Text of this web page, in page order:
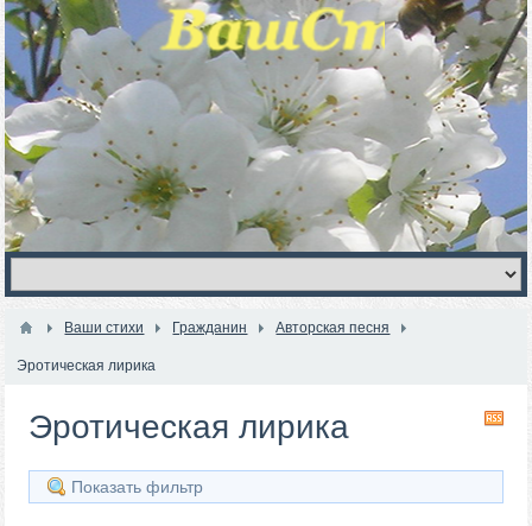
Ваши стихи Гражданин Авторская песня
Эротическая лирика
Эротическая лирика
Показать фильтр